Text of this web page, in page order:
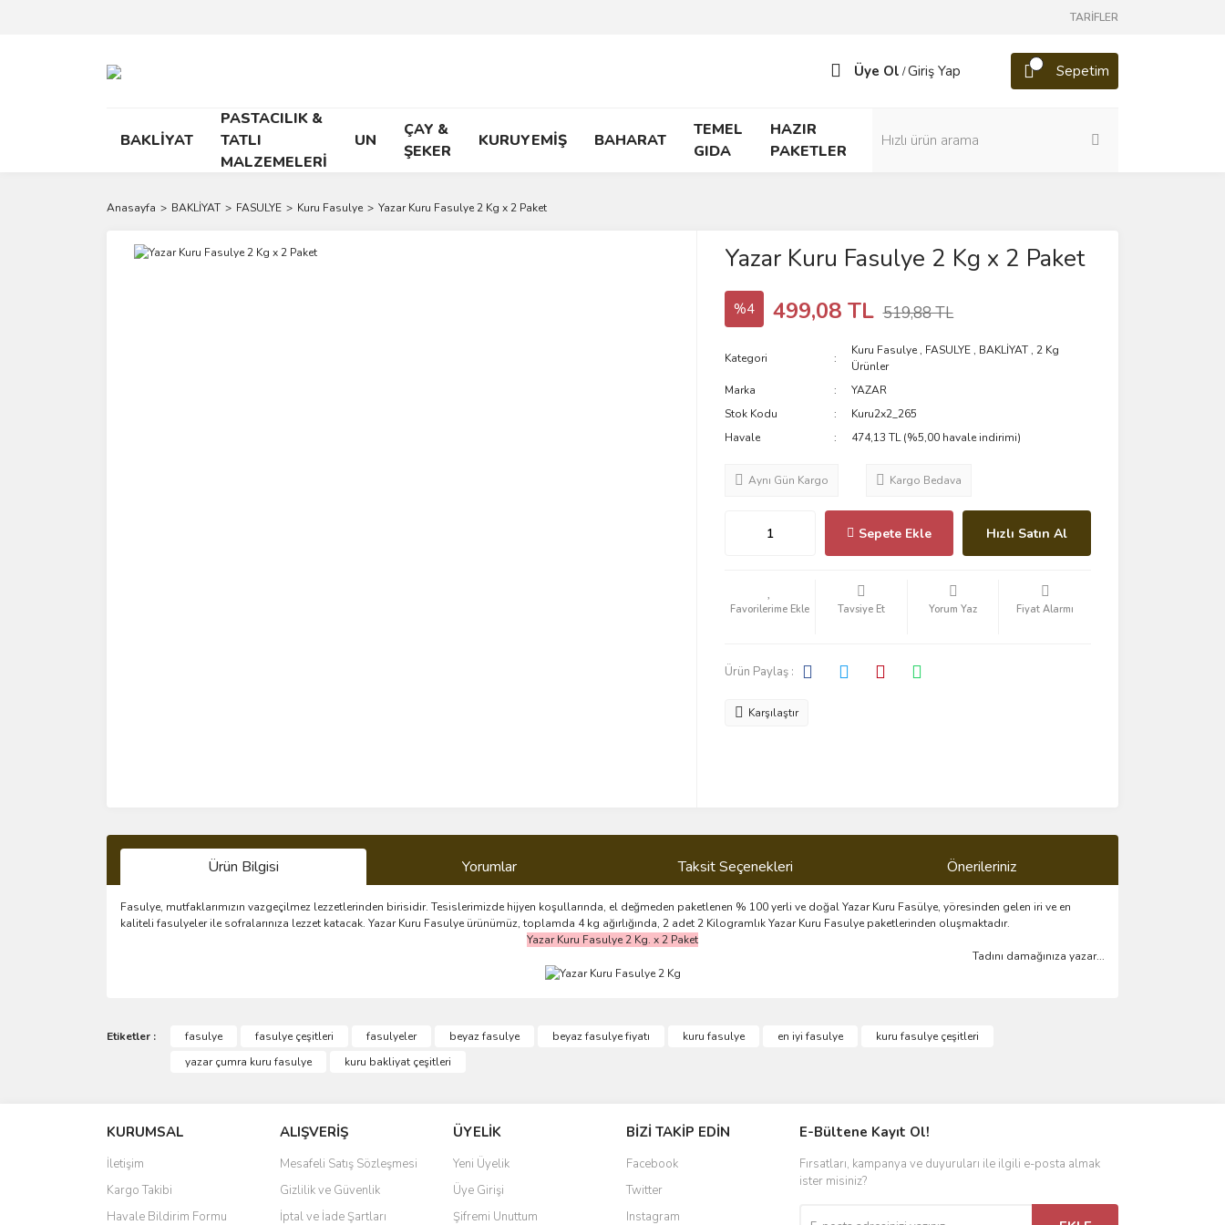
TARİFLER
Üye Ol /Giriş Yap Sepetim
BAKLİYAT
PASTACILIK &
TATLI
MALZEMELERİ
UN
ÇAY &
ŞEKER
KURUYEMİŞ BAHARAT
TEMEL
GIDA
HAZIR
PAKETLER
Anasayfa BAKLİYAT FASULYE Kuru Fasulye Yazar Kuru Fasulye 2 Kg x 2 Paket
Yazar Kuru Fasulye 2 Kg x 2 Paket
%4 499,08 TL 519,88 TL
Kategori
Kuru Fasulye , FASULYE , BAKLİYAT ,2 Kg
Ürünler
Marka
YAZAR
Stok Kodu
Kuru2x2_265
Havale
474,13 TL (%5,00 havale indirimi)
Aynı Gün Kargo Kargo Bedava
Sepete Ekle Hızlı Satın Al
Tavsiye Et Yorum Yaz Fiyat Alarmı
Ürün Paylaş :
Karşılaştır
Ürün Bilgisi Yorumlar Taksit Seçenekleri Önerileriniz
Fasulye, mutfaklarımızın vazgeçilmez lezzetlerinden birisidir. Tesislerimizde hijyen koşullarında, el değmeden paketlenen % 100 yerli ve doğal Yazar Kuru Fasülye, yöresinden gelen iri ve en
kaliteli fasulyeler ile sofralarınıza lezzet katacak. Yazar Kuru Fasulye ürünümüz, toplamda 4 kg ağırlığında, 2 adet 2 Kilogramlık Yazar Kuru Fasulye paketlerinden oluşmaktadır.
Yazar Kuru Fasulye 2 Kg. x 2 Paket
Tadını damağınıza yazar...
Bu ürüne ilk yorumu siz yapın!
Görüş ve önerileriniz için teşekkür ederiz.
Ürün bilgilerinde hatalar bulunuyor.
Ürün fiyatı diğer sitelerden daha pahalı.
Bu ürüne benzer farklı alternatifler olmalı.
Etiketler : fasulye fasulye çeşitleri fasulyeler beyaz fasulye beyaz fasulye fiyatı kuru fasulye en iyi fasulye
kuru fasulye çeşitleri
yazar çumra kuru fasulye
kuru bakliyat çeşitleri
KURUMSAL
İletişim
Kargo Takibi
Havale Bildirim Formu
ALIŞVERİŞ
Mesafeli Satış Sözleşmesi
Gizlilik ve Güvenlik
İptal ve İade Şartları
ÜYELİK
Yeni Üyelik
Üye Girişi
Şifremi Unuttum
BİZİ TAKİP EDİN
Facebook
Twitter
Instagram
E-Bültene Kayıt Ol!
Fırsatları, kampanya ve duyuruları ile ilgili e-posta almak
ister misiniz?